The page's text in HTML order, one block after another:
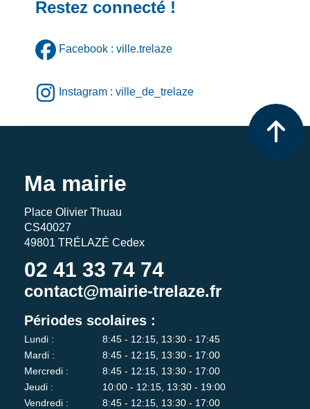
Restez connecté !
Facebook : ville.trelaze
Instagram : ville_de_trelaze
Ma mairie
Place Olivier Thuau
CS40027
49801 TRÉLAZÉ Cedex
02 41 33 74 74
contact@mairie-trelaze.fr
Périodes scolaires :
Lundi :
8:45 - 12:15, 13:30 - 17:45
Mardi :
8:45 - 12:15, 13:30 - 17:00
Mercredi :
8:45 - 12:15, 13:30 - 17:00
Jeudi :
10:00 - 12:15, 13:30 - 19:00
Vendredi :
8:45 - 12:15, 13:30 - 17:00